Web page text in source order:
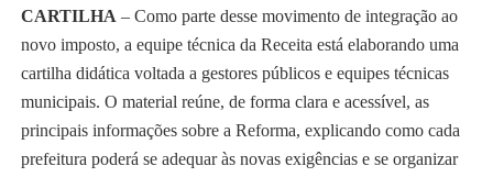
CARTILHA – Como parte desse movimento de integração ao
novo imposto, a equipe técnica da Receita está elaborando uma
cartilha didática voltada a gestores públicos e equipes técnicas
municipais. O material reúne, de forma clara e acessível, as
principais informações sobre a Reforma, explicando como cada
prefeitura poderá se adequar às novas exigências e se organizar